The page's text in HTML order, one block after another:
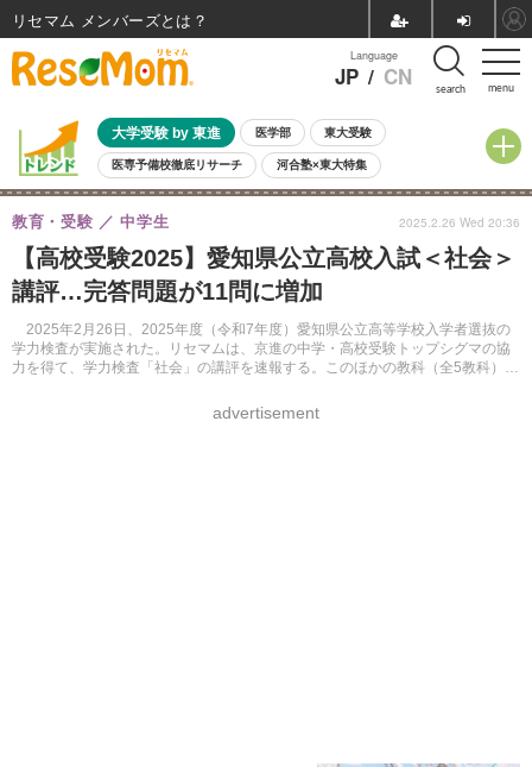
menu
Language
JP / CN search
大学受験 by 東進 医学部 東大受験
医専予備校徹底リサーチ 河合塾×東大特集
親子で考える大学選び 高校受験 中学受験 小学校受験
共通テスト 夏休み
8月開催イベント・WS 全国公立高校 過去問 人気記事
自由研究教材（小学生向け） 自由研究教材（中学生向け）
【高校受験2025】愛知県公立高校入試＜社会＞
講評…完答問題が11問に増加
2025年2月26日、2025年度（令和7年度）愛知県公立高等学校入学者選抜の
学力検査が実施された。リセマムは、京進の中学・高校受験トップシグマの協
力を得て、学力検査「社会」の講評を速報する。このほかの教科（全5教科）に
教育・受験 中学生
advertisement
2025.2.26 Wed 20:36
リセマム メンバーズ